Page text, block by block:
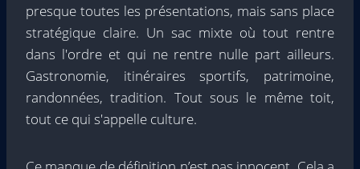
presque toutes les présentations, mais sans place
stratégique claire. Un sac mixte où tout rentre
dans l'ordre et qui ne rentre nulle part ailleurs.
Gastronomie, itinéraires sportifs, patrimoine,
randonnées, tradition. Tout sous le même toit,
tout ce qui s'appelle culture.